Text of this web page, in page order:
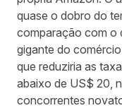
quase o dobro do
comparação com o
gigante do
que reduziria as
abaixo de US$ 20,
concorrentes